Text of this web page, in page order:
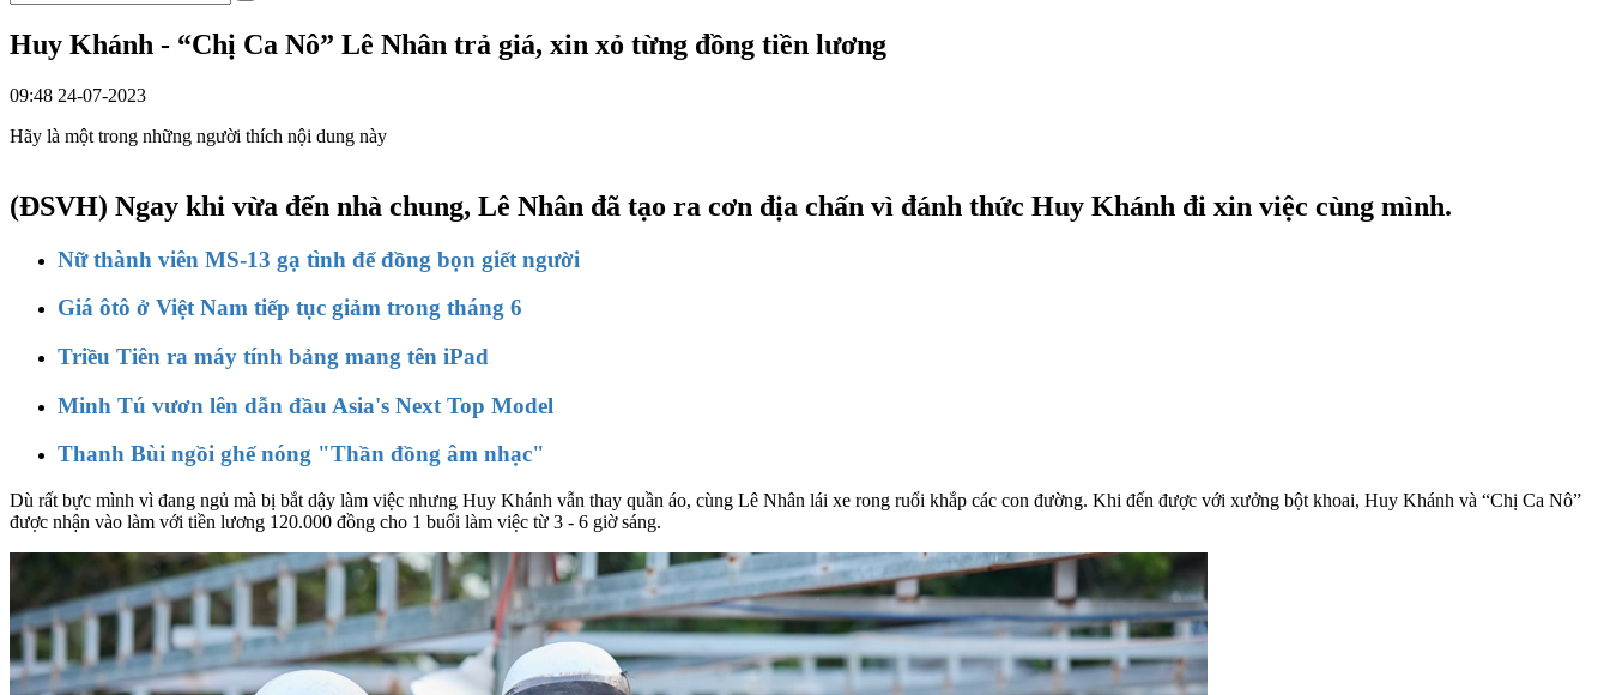
Huy Khánh - “Chị Ca Nô” Lê Nhân trả giá, xin xỏ từng đồng tiền lương
09:48 24-07-2023
Hãy là một trong những người thích nội dung này
(ĐSVH) Ngay khi vừa đến nhà chung, Lê Nhân đã tạo ra cơn địa chấn vì đánh thức Huy Khánh đi xin việc cùng mình.
Nữ thành viên MS-13 gạ tình để đồng bọn giết người
Giá ôtô ở Việt Nam tiếp tục giảm trong tháng 6
Triều Tiên ra máy tính bảng mang tên iPad
Minh Tú vươn lên dẫn đầu Asia's Next Top Model
Thanh Bùi ngồi ghế nóng "Thần đồng âm nhạc"
Dù rất bực mình vì đang ngủ mà bị bắt dậy làm việc nhưng Huy Khánh vẫn thay quần áo, cùng Lê Nhân lái xe rong ruổi khắp các con đường. Khi đến được với xưởng bột khoai, Huy Khánh và “Chị Ca Nô”
được nhận vào làm với tiền lương 120.000 đồng cho 1 buổi làm việc từ 3 - 6 giờ sáng.